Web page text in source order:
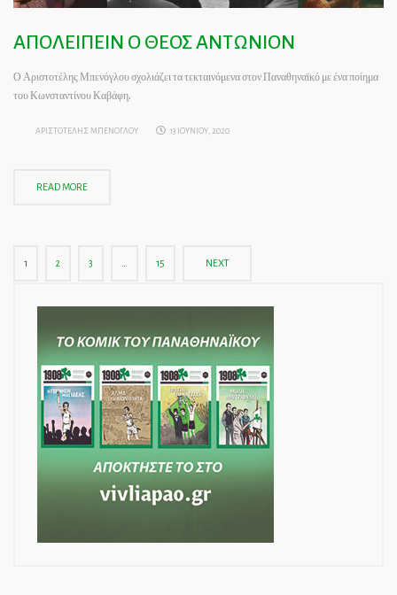
ΑΠΟΛΕΙΠΕΙΝ Ο ΘΕΟΣ ΑΝΤΩΝΙΟΝ
Ο Αριστοτέλης Μπενόγλου σχολιάζει τα τεκταινόμενα στον Παναθηναϊκό με ένα ποίημα
του Κωνσταντίνου Καβάφη.
ΑΡΙΣΤΟΤΕΛΗΣ ΜΠΕΝΟΓΛΟΥ 13 ΙΟΥΝΙΟΥ, 2020
READ MORE
1 2 3 15 NEXT